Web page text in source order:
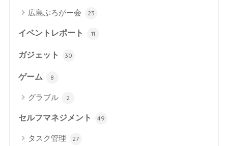
広島ぶろがー会 23
イベントレポート 11
ガジェット 30
ゲーム 8
グラブル 2
セルフマネジメント 49
タスク管理 27